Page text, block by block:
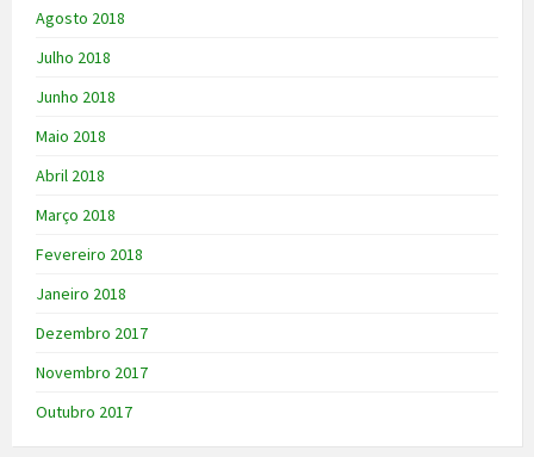
Agosto 2018
Julho 2018
Junho 2018
Maio 2018
Abril 2018
Março 2018
Fevereiro 2018
Janeiro 2018
Dezembro 2017
Novembro 2017
Outubro 2017